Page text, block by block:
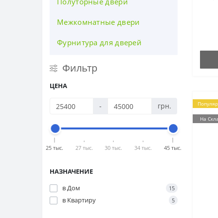
Межкомнатные двери
Фурнитура для дверей
Фильтр
ЦЕНА
- грн.
25 тыс. 27 тыс. 30 тыс. 34 тыс. 45 тыс.
НАЗНАЧЕНИЕ
в Дом
15
в Квартиру 5
На